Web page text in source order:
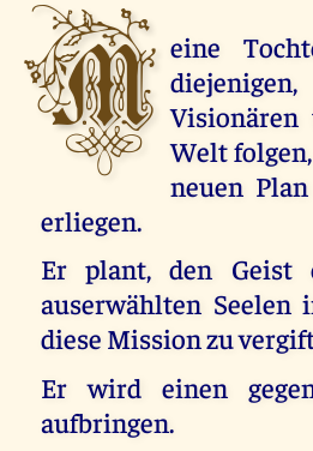
M eine
Welt
neuen
erliegen.
Er plant, den Geist
auserwählten
diese Mission zu
Er wird einen
aufbringen.